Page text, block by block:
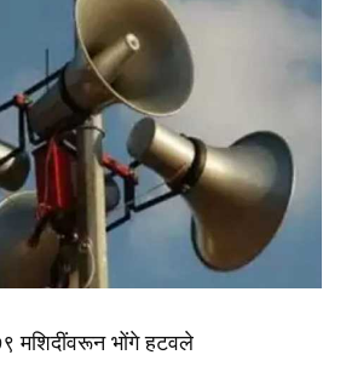
मशिदींवरून भोंगे हटवले